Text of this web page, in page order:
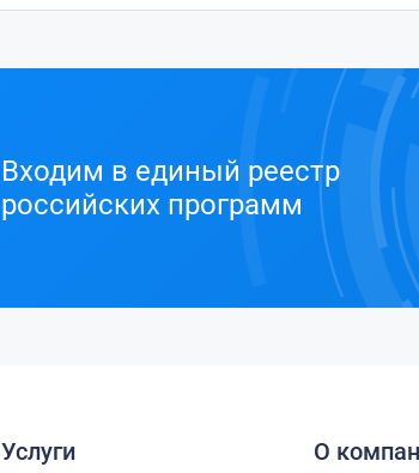
Входим в единый реестр
российских программ
Услуги О